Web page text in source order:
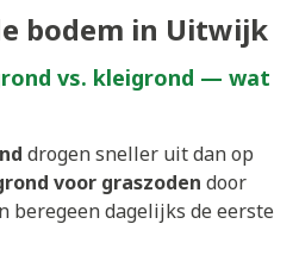
bodem in Uitwijk
vs. kleigrond — wat
drogen sneller uit dan op
voor graszoden door
beregeen dagelijks de eerste